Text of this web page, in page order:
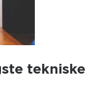
tekniske